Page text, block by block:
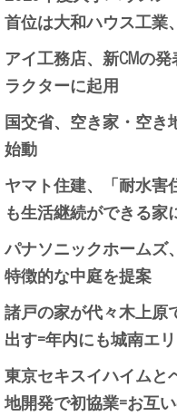
首位は大和ハウス工業
アイ工務店、新CMの
ラクターに起用
国交省、空き家・空
始動
ヤマト住建、「耐水害
も生活継続ができる家
パナソニックホームズ
特徴的な中庭を提案
諸戸の家が代々木上原
出す=年内にも城南エ
東京セキスイハイムと
地開発で初協業=お互